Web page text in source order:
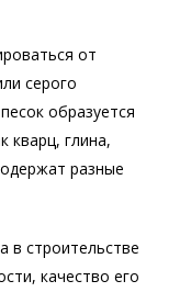
от
серого
образуется
кварц, глина,
разные
в строительстве
качество его